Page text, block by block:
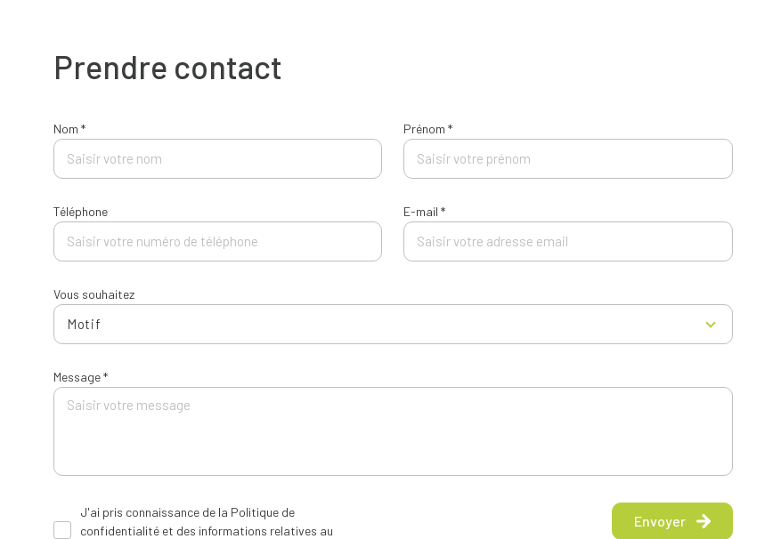
Prendre contact
Nom * Prénom *
Téléphone E-mail *
Vous souhaitez
Motif
Message *
J'ai pris connaissance de la Politique de
confidentialité et des informations relatives au
Envoyer